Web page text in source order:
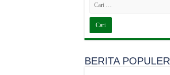
BERITA POPULER